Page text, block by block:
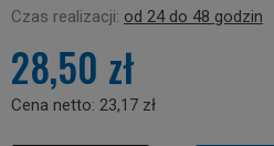
Czas realizacji: od 24 do 48 godzin
28,50 zł
Cena netto: 23,17 zł